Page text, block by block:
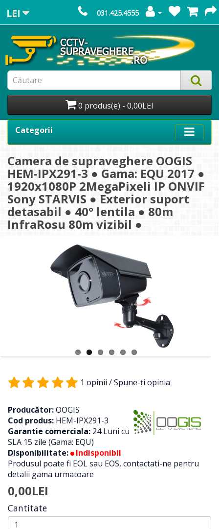
LEI 031.425.4555
0 produs(e) - 0,00LEI
Categorii
Camera de supraveghere OOGIS
HEM-IPX291-3 ● Gama: EQU 2017 ●
1920x1080P 2MegaPixeli IP ONVIF
Sony STARVIS ● Exterior suport
detasabil ● 40° lentila ● 80m
InfraRosu 80m vizibil ●
1 opinii /Spune-ţi opinia
Producător:OOGIS
Cod produs: HEM-IPX291-3
Garantie comerciala: 24 Luni cu
SLA 15 zile (Gama: EQU)
Disponibilitate:
Indisponibil
Produsul poate fi EOL sau EOS, contactati-ne pentru
detalii gama urmatoare
0,00LEI
Cantitate